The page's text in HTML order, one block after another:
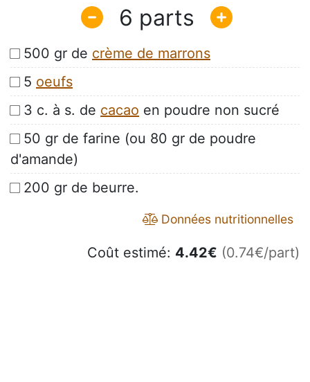
6
500 gr de crème de marrons
5 oeufs
3 c. à s. de cacao en poudre non sucré
50 gr de farine (ou 80 gr de poudre
d'amande)
200 gr de beurre.
Données nutritionnelles
Coût estimé: 4.42€ (0.74€/part)